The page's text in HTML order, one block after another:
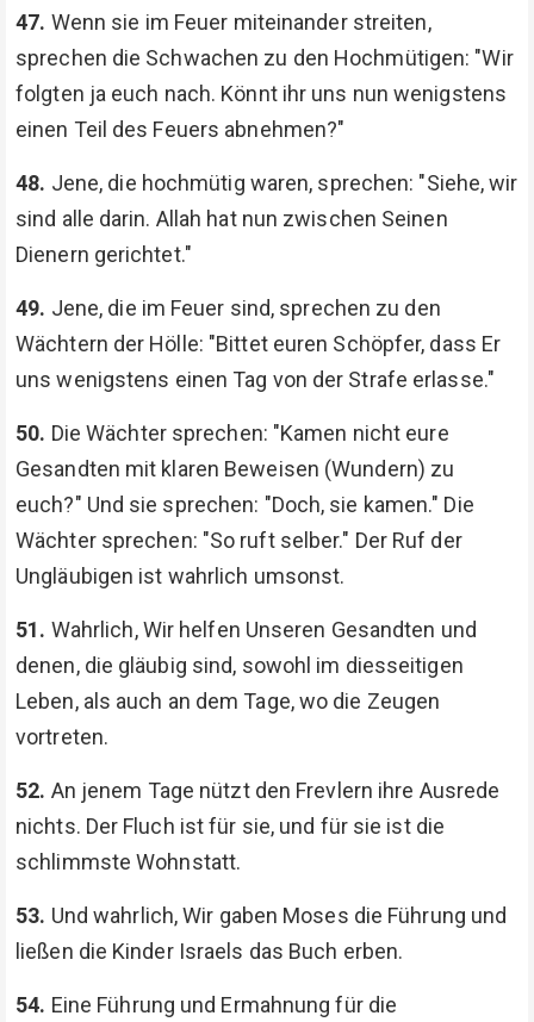
47. Wenn sie im Feuer miteinander streiten,
sprechen die Schwachen zu den Hochmütigen: "Wir
folgten ja euch nach. Könnt ihr uns nun wenigstens
einen Teil des Feuers abnehmen?"
48. Jene, die hochmütig waren, sprechen: "Siehe, wir
sind alle darin. Allah hat nun zwischen Seinen
Dienern gerichtet."
49. Jene, die im Feuer sind, sprechen zu den
Wächtern der Hölle: "Bittet euren Schöpfer, dass Er
uns wenigstens einen Tag von der Strafe erlasse."
50. Die Wächter sprechen: "Kamen nicht eure
Gesandten mit klaren Beweisen (Wundern) zu
euch?" Und sie sprechen: "Doch, sie kamen." Die
Wächter sprechen: "So ruft selber." Der Ruf der
Ungläubigen ist wahrlich umsonst.
51. Wahrlich, Wir helfen Unseren Gesandten und
denen, die gläubig sind, sowohl im diesseitigen
Leben, als auch an dem Tage, wo die Zeugen
vortreten.
52. An jenem Tage nützt den Frevlern ihre Ausrede
nichts. Der Fluch ist für sie, und für sie ist die
schlimmste Wohnstatt.
53. Und wahrlich, Wir gaben Moses die Führung und
ließen die Kinder Israels das Buch erben.
54. Eine Führung und Ermahnung für die